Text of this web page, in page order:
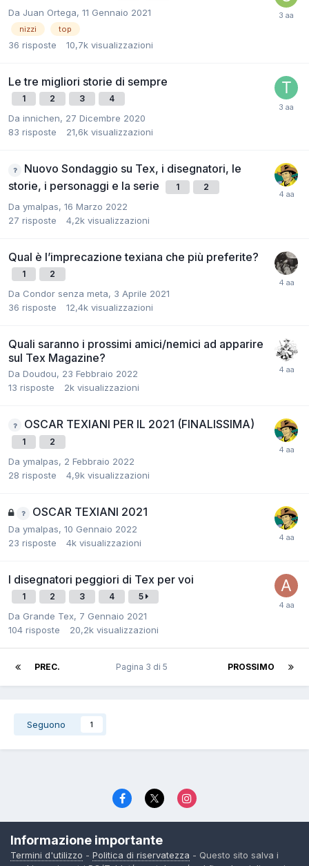
Da Juan Ortega, 11 Gennaio 2021
nizzi top
36 risposte 10,7k visualizzazioni
Le tre migliori storie di sempre
1 2 3 4
Da innichen, 27 Dicembre 2020
83 risposte 21,6k visualizzazioni
Nuovo Sondaggio su Tex, i disegnatori, le
storie, i personaggi e la serie
1 2
Da ymalpas, 16 Marzo 2022
27 risposte 4,2k visualizzazioni
Qual è l’imprecazione texiana che più preferite?
1 2
Da Condor senza meta, 3 Aprile 2021
36 risposte 12,4k visualizzazioni
Quali saranno i prossimi amici/nemici ad apparire
sul Tex Magazine?
Da Doudou, 23 Febbraio 2022
13 risposte 2k visualizzazioni
OSCAR TEXIANI PER IL 2021 (FINALISSIMA)
1 2
Da ymalpas, 2 Febbraio 2022
28 risposte 4,9k visualizzazioni
OSCAR TEXIANI 2021
Da ymalpas, 10 Gennaio 2022
23 risposte 4k visualizzazioni
I disegnatori peggiori di Tex per voi
1 2 3 4 5
Da Grande Tex, 7 Gennaio 2021
104 risposte 20,2k visualizzazioni
PREC. PROSSIMO
Pagina 3 di 5
Seguono 1
© TexWillerForum dal 2006
Powered by Invision Community
Informazione importante
Termini d'utilizzo - Politica di riservatezza - Questo sito salva i